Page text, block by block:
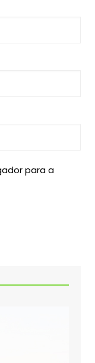
para a